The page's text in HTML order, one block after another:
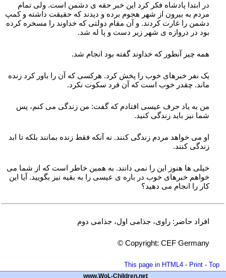
در ابتدا پادشاه فکر کرد این خبر حقه ی دشمن است. ولی تمام
مردم به بیرون از شهر هجوم برده و دیدند که حقیقت داشته و کمپ
دشمن را غارت کردند. و آن مقام دولتی که خداوند را مسخره کرده
بود در دروازه ی شهر زیر دست و پا له شد.
همه چیز آنطور که خداوند گفته بود انجام شد.
یک نفر خبرهای خوب را پخش کرد. هرکسی که آن را باور کرد زنده
ماند. چقدر خوب است که آن فرد سکوت نکرد.
من به یاد حرف عیسی افتادم که گفت: من زندگی می کنم، پس
شما نیز باید زندگی کنید.
او می خواهد مردم زندگی کنند. نه آنکه فقط زنده بمانند بلکه تا ابد
زندگی کنند.
خیلی ها هنوز این را نمی دانند. به همین خاطر است که از شما می
خواهم خبرهای خوب در باره ی عیسی را به بقیه نیز بگویید. آیا این
کار را انجام می دهید؟
افراد حاضر: راوی، جذامی اول، جذامی دوم
ynamreG FEC :thgirypoC ©
This page in HTML4 - Print - Top
www.WoL-Children.net